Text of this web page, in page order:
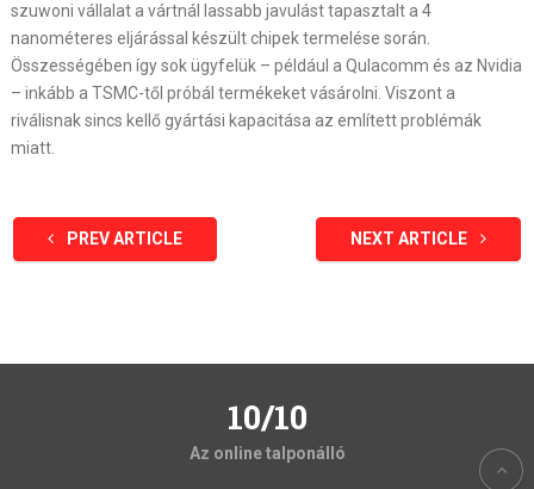
szuwoni vállalat a vártnál lassabb javulást tapasztalt a 4
nanométeres eljárással készült chipek termelése során.
Összességében így sok ügyfelük – például a Qulacomm és az Nvidia
– inkább a TSMC-től próbál termékeket vásárolni. Viszont a
riválisnak sincs kellő gyártási kapacitása az említett problémák
miatt.
PREV ARTICLE NEXT ARTICLE
10/10
Az online talponálló